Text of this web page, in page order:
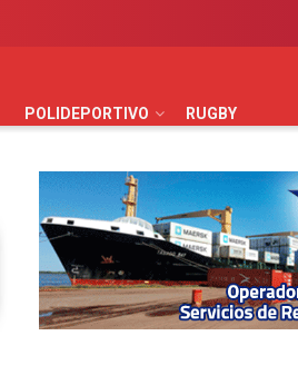
POLIDEPORTIVO RUGBY